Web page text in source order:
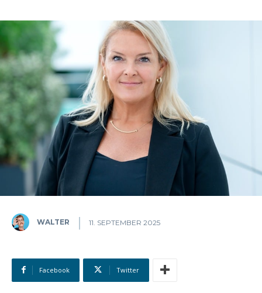
WALTER 11. SEPTEMBER 2025
Facebook Twitter